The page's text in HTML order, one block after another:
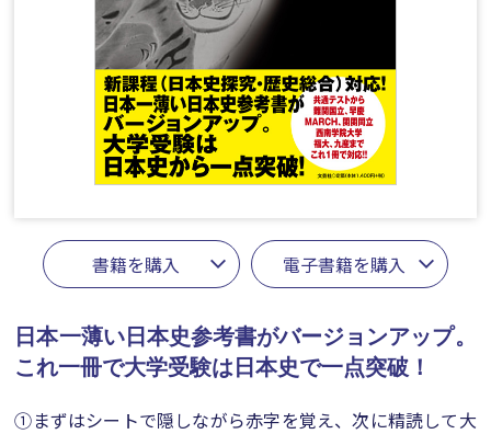
書籍を購入 電子書籍を購入
日本一薄い日本史参考書がバージョンアップ。
これ一冊で大学受験は日本史で一点突破！
①まずはシートで隠しながら赤字を覚え、次に精読して大